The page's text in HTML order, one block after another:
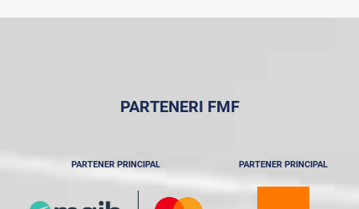
PARTENERI FMF
PARTENER PRINCIPAL PARTENER PRINCIPAL